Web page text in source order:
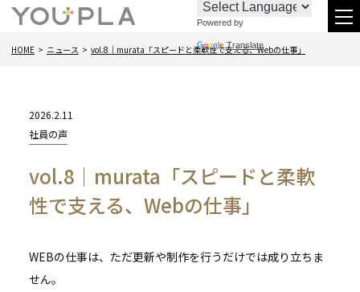
問
096-
288-
Powered by
Translate
HOME ニュース vol.8｜murata「スピードと柔軟性で支える、Webの仕事」
2026.2.11
カ
ゴ
社員の声
vol.8｜murata「スピードと柔軟
性で支える、Webの仕事」
WEBの仕事は、ただ更新や制作を行うだけでは成り立ちま
せん。